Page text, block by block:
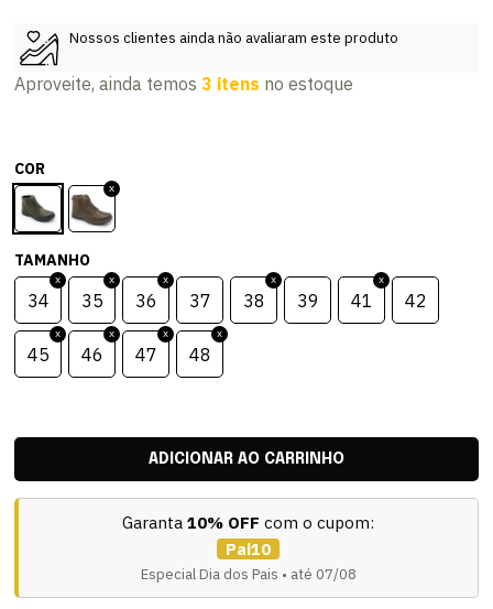
Nossos clientes ainda não avaliaram este produto
Aproveite, ainda temos3 itens no estoque
COR
TAMANHO
34 35 36 37 38 39 41 42
45 46 47 48
Garanta 10% OFF com o cupom:
Pai10
Especial Dia dos Pais • até 07/08